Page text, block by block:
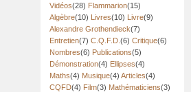
Vidéos(28) Flammarion(15)
Algèbre(10) Livres(10) Livre(9)
Alexandre Grothendieck(7)
Entretien(7) C.Q.F.D. (6) Critique(6)
Nombres(6) Publications(5)
Démonstration(4) Ellipses(4)
Maths(4) Musique(4) Articles(4)
CQFD(4) Film(3) Mathématiciens(3)